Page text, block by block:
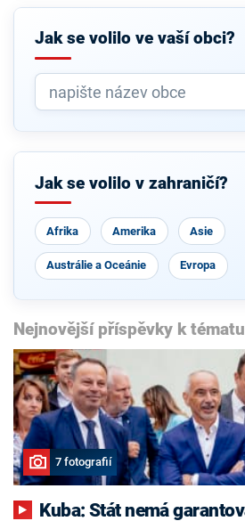
Jak se volilo ve vaší obci?
Jak se volilo v zahraničí?
Afrika Amerika Asie
Austrálie a Oceánie Evropa
Nejnovější příspěvky k tématu
7 fotografií